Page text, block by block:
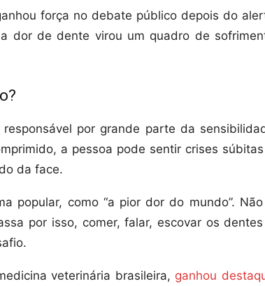
força no debate público depois do
dor de dente virou um quadro de
por grande parte da
a pessoa pode sentir crises
da face.
popular, como “a pior dor do mundo”.
por isso, comer, falar, escovar os
veterinária brasileira, ganhou